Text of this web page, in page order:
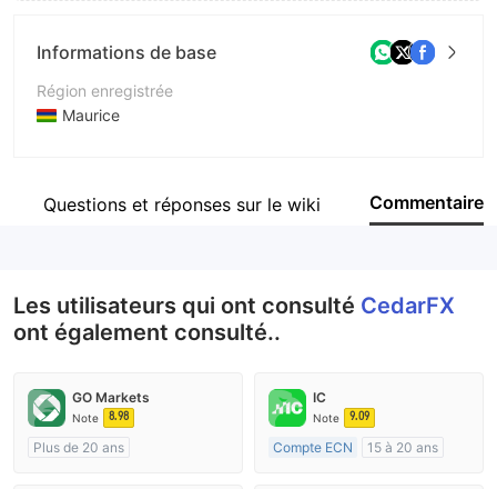
Informations de base
Région enregistrée
Maurice
Société
Questions et réponses sur le wiki Commentaire
Les utilisateurs qui ont consulté CedarFX
ont également consulté..
GO Markets
Note 8.98
Plus de 20 ans
IC
Note 9.09
Compte ECN
15 à 20 ans